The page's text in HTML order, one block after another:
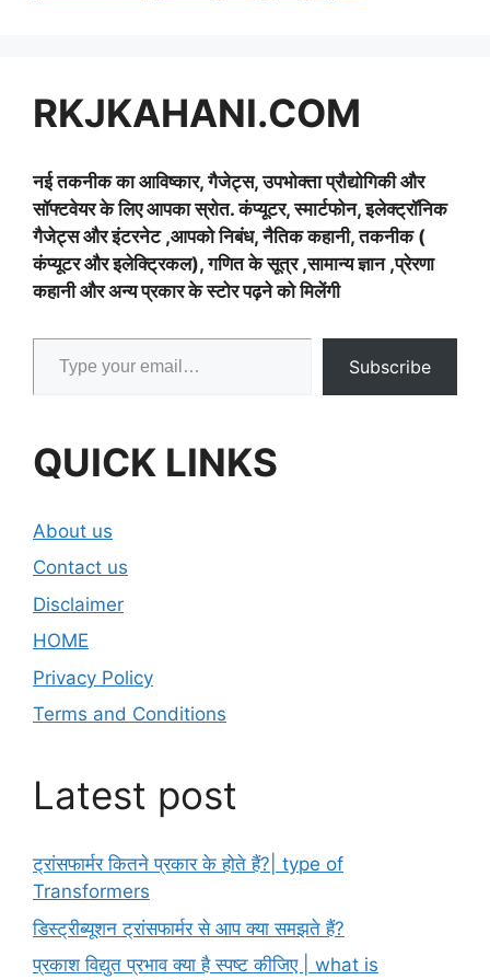
RKJKAHANI.COM
नई तकनीक का आविष्कार, गैजेट्स, उपभोक्ता प्रौद्योगिकी और
सॉफ्टवेयर के लिए आपका स्रोत. कंप्यूटर, स्मार्टफोन, इलेक्ट्रॉनिक
गैजेट्स और इंटरनेट ,आपको निबंध, नैतिक कहानी, तकनीक (
कंप्यूटर और इलेक्ट्रिकल), गणित के सूत्र ,सामान्य ज्ञान ,प्रेरणा
कहानी और अन्य प्रकार के स्टोर पढ़ने को मिलेंगी
Type your email…
Subscribe
QUICK LINKS
About us
Contact us
Disclaimer
HOME
Privacy Policy
Terms and Conditions
Latest post
ट्रांसफार्मर कितने प्रकार के होते हैं?| type of
Transformers
डिस्ट्रीब्यूशन ट्रांसफार्मर से आप क्या समझते हैं?
प्रकाश विद्युत प्रभाव क्या है स्पष्ट कीजिए | what is